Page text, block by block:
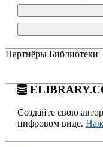
Партнёры Библиотеки
Создайте свою
цифровом виде.